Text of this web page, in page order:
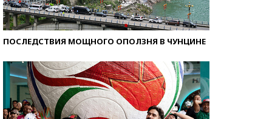
ПОСЛЕДСТВИЯ МОЩНОГО ОПОЛЗНЯ В ЧУНЦИНЕ